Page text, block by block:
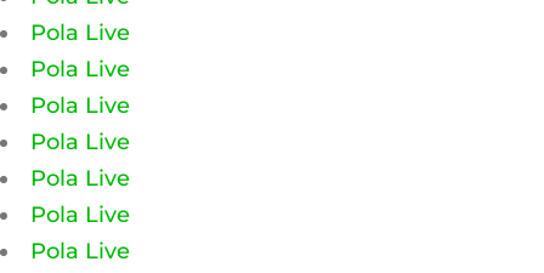
Pola Live
Pola Live
Pola Live
Pola Live
Pola Live
Pola Live
Pola Live